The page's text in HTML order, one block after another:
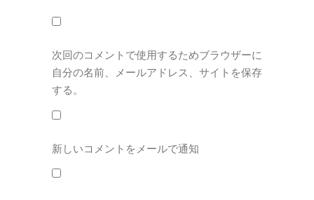
次回のコメントで使用するためブラウザーに
自分の名前、メールアドレス、サイトを保存
する。
新しいコメントをメールで通知